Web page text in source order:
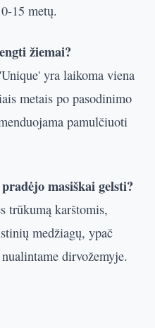
15 metų.
žiemai?
yra laikoma viena
metais po pasodinimo
pamulčiuoti
masiškai gelsti?
trūkumą karštomis,
medžiagų, ypač
dirvožemyje.